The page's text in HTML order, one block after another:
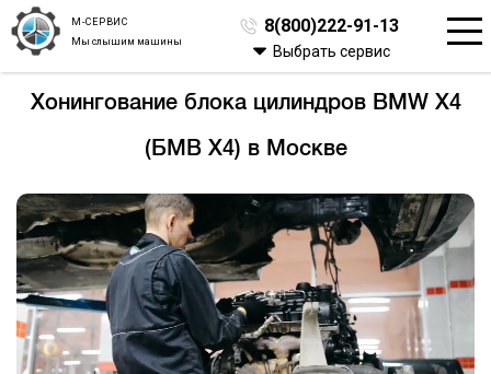
М-СЕРВИС
Мы слышим машины
8(800)222-91-13
Выбрать сервис
Хонингование блока цилиндров BMW X4
(БМВ Х4) в Москве